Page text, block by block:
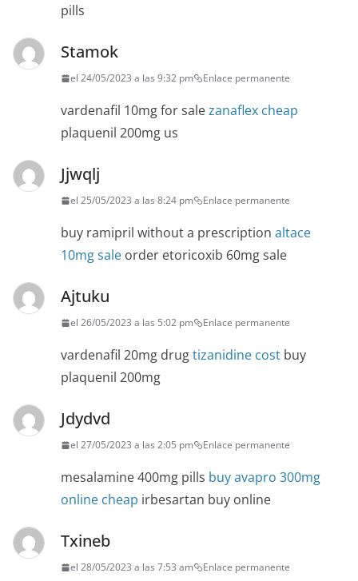
pills
Stamok
el 24/05/2023 a las 9:32 pm Enlace permanente
vardenafil 10mg for salezanaflex cheap
plaquenil 200mg us
Jjwqlj
el 25/05/2023 a las 8:24 pm Enlace permanente
buy ramipril without a prescription altace
10mg sale order etoricoxib 60mg sale
Ajtuku
el 26/05/2023 a las 5:02 pm Enlace permanente
vardenafil 20mg drugtizanidine cost buy
plaquenil 200mg
Jdydvd
el 27/05/2023 a las 2:05 pm Enlace permanente
mesalamine 400mg pills buy avapro 300mg
online cheap irbesartan buy online
Txineb
el 28/05/2023 a las 7:53 am Enlace permanente